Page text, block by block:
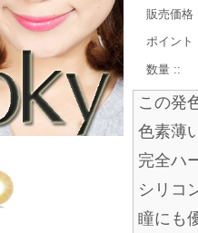
販売価格
ポイント
数量 ::
この発
色素薄
完全ハ
シリコ
瞳にも